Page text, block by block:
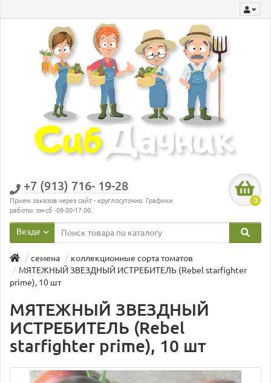
+7 (913) 716- 19-28
Прием заказов через сайт - круглосуточно. Графики
работы: пн-сб -09:00-17:00.
0
Везде
семена
коллекционные сорта томатов
МЯТЕЖНЫЙ ЗВЕЗДНЫЙ ИСТРЕБИТЕЛЬ (Rebel starfighter
prime), 10 шт
МЯТЕЖНЫЙ ЗВЕЗДНЫЙ
ИСТРЕБИТЕЛЬ (Rebel
starfighter prime), 10 шт